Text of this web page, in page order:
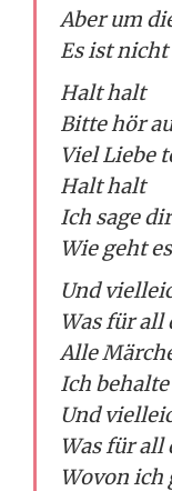
Aber um
Es ist
Halt halt
Bitte hör
Viel Liebe
Halt halt
Ich sage
Wie geht
Und
Was für all
Alle
Ich
Und
Was für all
Wovon ich